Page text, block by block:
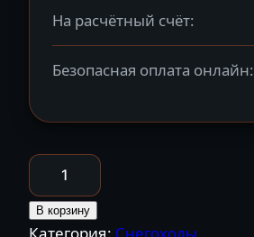
На расчётный счёт:
Безопасная оплата онлайн:
Количество
товара
Снегоход
В корзину